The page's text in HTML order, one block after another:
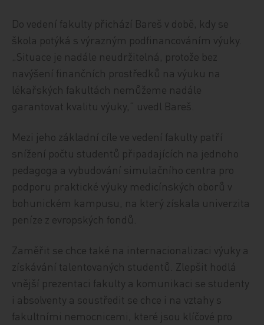
Do vedení fakulty přichází Bareš v době, kdy se
škola potýká s výrazným podfinancováním výuky.
„Situace je nadále neudržitelná, protože bez
navýšení finančních prostředků na výuku na
lékařských fakultách nemůžeme nadále
garantovat kvalitu výuky,“ uvedl Bareš.
Mezi jeho základní cíle ve vedení fakulty patří
snížení počtu studentů připadajících na jednoho
pedagoga a vybudování simulačního centra pro
podporu praktické výuky medicínských oborů v
bohunickém kampusu, na který získala univerzita
peníze z evropských fondů.
Zaměřit se chce také na internacionalizaci výuky a
získávání talentovaných studentů. Zlepšit hodlá
vnější prezentaci fakulty a komunikaci se studenty
i absolventy a soustředit se chce i na vztahy s
fakultními nemocnicemi, které jsou klíčové pro